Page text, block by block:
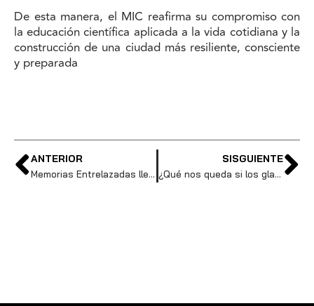
De esta manera, el MIC reafirma su compromiso con
la educación científica aplicada a la vida cotidiana y la
construcción de una ciudad más resiliente, consciente
y preparada
ANTERIOR
Memorias Entrelazadas llega este domingo: una obra que revive la ciudad con la memoria viva de sus protagonistas
SISGUIENTE
¿Qué nos queda si los glaciares se van? Un café científico para reflexionar sobre la memoria del planeta